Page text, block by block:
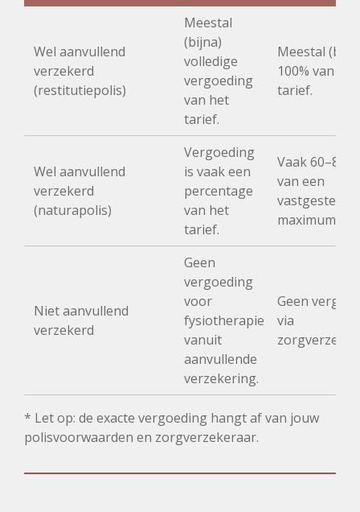
Wel aanvullend
verzekerd
(restitutiepolis)
Meestal
(bijna)
volledige
vergoeding
van het
tarief.
Meestal
100% van het
tarief.
Wel aanvullend
verzekerd
(naturapolis)
Vergoeding
is vaak een
percentage
van het
tarief.
Vaak 60–80%
van een
vastgesteld
Niet aanvullend
verzekerd
Geen
vergoeding
voor
fysiotherapie
vanuit
aanvullende
verzekering.
Geen
via
* Let op: de exacte vergoeding hangt af van jouw
polisvoorwaarden en zorgverzekeraar.